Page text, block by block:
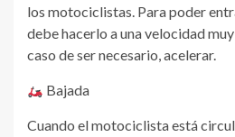
los motociclistas. Para poder
debe hacerlo a una velocidad
caso de ser necesario, acelerar.
Bajada
Cuando el motociclista está